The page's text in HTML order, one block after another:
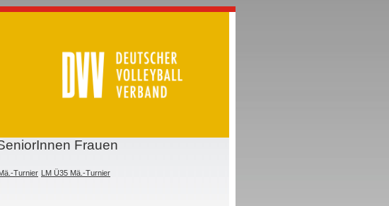
Frauen
Turnier LM Ü35 Mä.-Turnier